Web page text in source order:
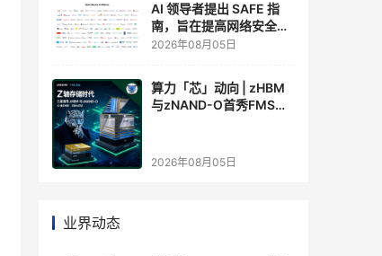
AI 领导者提出 SAFE 指
南，旨在提高网络安全透
明度
2026年08月05日
算力「芯」动向 | zHBM
与zNAND-O首秀FMS
个维度，z轴算盘的魅力
2026年08月05日
业界动态